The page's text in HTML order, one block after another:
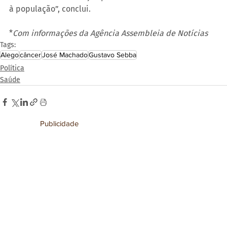
à população”, conclui.
*Com informações da Agência Assembleia de Notícias
Tags:
AlegocâncerJosé MachadoGustavo Sebba
Política
Saúde
Publicidade